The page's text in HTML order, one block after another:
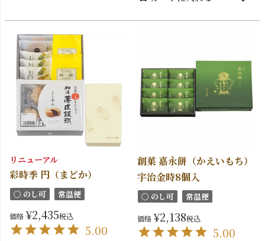
リニューアル
彩時季 円（まどか）
〇 のし可 常温便
価格 ¥2,435税込
5.00
創菓 嘉永餅（かえいもち）
宇治金時8個入
〇 のし可 常温便
価格 ¥2,138税込
5.00